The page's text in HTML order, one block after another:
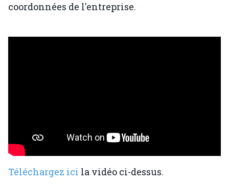
coordonnées de l'entreprise.
Téléchargez ici la vidéo ci-dessus.